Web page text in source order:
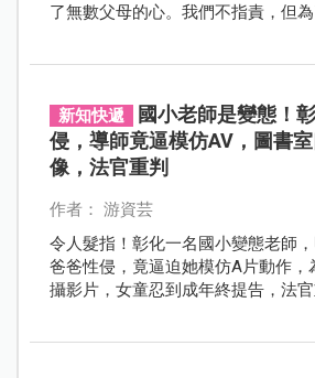
了無數父母的心。我們不指責，但
新知快遞
國小老師是變態！
侵，導師竟逼模仿AV，圖書
像，法官重判
作者： 游資芸
令人髮指！彰化一名國小變態老師
爸爸性侵，竟逼迫她模仿A片動作，
攝影片，女童忍到成年終提告，法官